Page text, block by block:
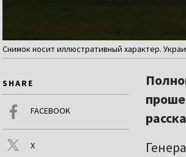
Снимок носит иллюстративный характер.
SHARE
FACEBOOK
X